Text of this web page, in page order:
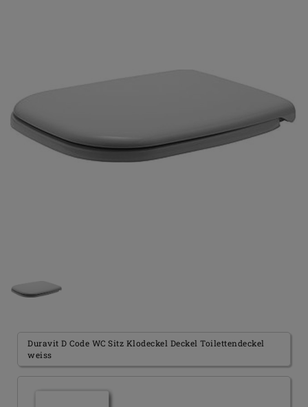
Duravit D Code WC Sitz Klodeckel Deckel Toilettendeckel
weiss